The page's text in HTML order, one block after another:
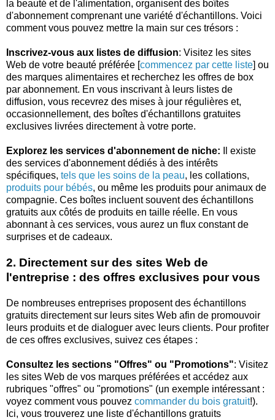
la beauté et de l'alimentation, organisent des boîtes
d'abonnement comprenant une variété d'échantillons. Voici
comment vous pouvez mettre la main sur ces trésors :
Inscrivez-vous aux listes de diffusion: Visitez les sites
Web de votre beauté préférée [commencez par cette liste] ou
des marques alimentaires et recherchez les offres de box
par abonnement. En vous inscrivant à leurs listes de
diffusion, vous recevrez des mises à jour régulières et,
occasionnellement, des boîtes d'échantillons gratuites
exclusives livrées directement à votre porte.
Explorez les services d'abonnement de niche: Il existe
des services d'abonnement dédiés à des intérêts
spécifiques, tels que les soins de la peau, les collations,
produits pour bébés, ou même les produits pour animaux de
compagnie. Ces boîtes incluent souvent des échantillons
gratuits aux côtés de produits en taille réelle. En vous
abonnant à ces services, vous aurez un flux constant de
surprises et de cadeaux.
2. Directement sur des sites Web de
l'entreprise : des offres exclusives pour vous
De nombreuses entreprises proposent des échantillons
gratuits directement sur leurs sites Web afin de promouvoir
leurs produits et de dialoguer avec leurs clients. Pour profiter
de ces offres exclusives, suivez ces étapes :
Consultez les sections "Offres" ou "Promotions": Visitez
les sites Web de vos marques préférées et accédez aux
rubriques "offres" ou "promotions" (un exemple intéressant :
voyez comment vous pouvez commander du bois gratuit!).
Ici, vous trouverez une liste d'échantillons gratuits